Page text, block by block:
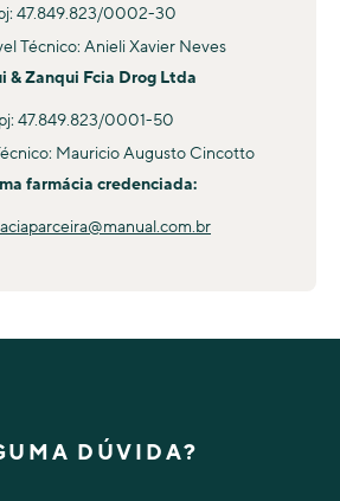
47.849.823/0002-30
Técnico: Anieli Xavier Neves
& Zanqui Fcia Drog Ltda
47.849.823/0001-50
Mauricio Augusto Cincotto
farmácia credenciada:
DÚVIDA?